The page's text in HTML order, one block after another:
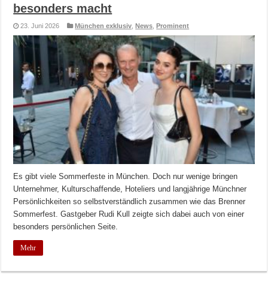
besonders macht
23. Juni 2026 München exklusiv ,News ,Prominent
Es gibt viele Sommerfeste in München. Doch nur wenige bringen
Unternehmer, Kulturschaffende, Hoteliers und langjährige Münchner
Persönlichkeiten so selbstverständlich zusammen wie das Brenner
Sommerfest. Gastgeber Rudi Kull zeigte sich dabei auch von einer
besonders persönlichen Seite.
Mehr